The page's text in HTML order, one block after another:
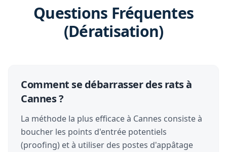
Questions Fréquentes
(Dératisation)
Comment se débarrasser des rats à
Cannes ?
La méthode la plus efficace à Cannes consiste à
boucher les points d'entrée potentiels
(proofing) et à utiliser des postes d'appâtage